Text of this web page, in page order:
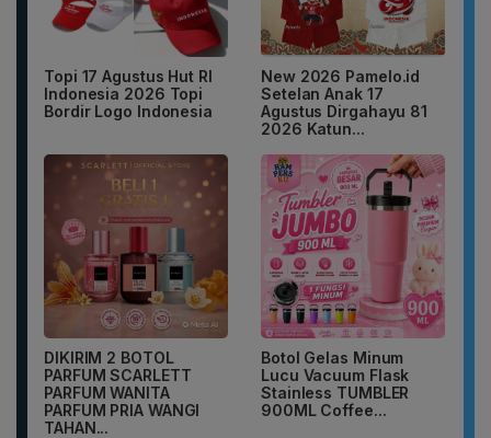
Topi 17 Agustus Hut RI
Indonesia 2026 Topi
Bordir Logo Indonesia
New 2026 Pamelo.id
Setelan Anak 17
Agustus Dirgahayu 81
2026 Katun...
DIKIRIM 2 BOTOL
PARFUM SCARLETT
PARFUM WANITA
PARFUM PRIA WANGI
TAHAN...
Botol Gelas Minum
Lucu Vacuum Flask
Stainless TUMBLER
900ML Coffee...